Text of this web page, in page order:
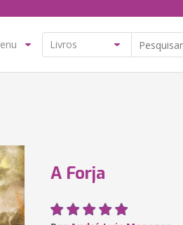
A Forja